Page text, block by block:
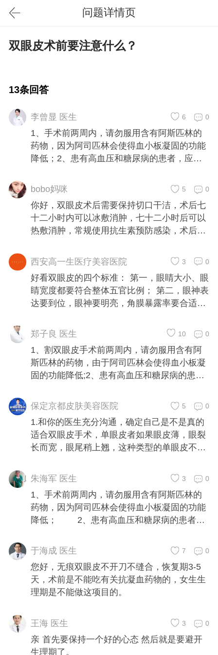
问题详情页
双眼皮术前要注意什么？
13条回答
李曾显 医生 0
6
1、手术前两周内，请勿服用含有阿斯匹林的
药物，因为阿司匹林会使得血小板凝固的功能
降低；2、患有高血压和糖尿病的患者，应该
确认手术方案；3、手术前确定身体健康，无
传染性疾病或其他身体炎症；4、术前不要化
妆；不要进食油腻的东西，睡前半小时不要喝
水；5、女性要避开月经期，怀孕期。
bobo妈咪 0
5
你好，双眼皮术后需要保持切口干洁，术后七
十二小时内可以冰敷消肿，七十二小时后可以
热敷消肿，常规使用抗生素预防感染，术后第
食上不要吃辛辣刺激海鲜类食物，切口七天拆
线。
西安高一生医疗美容医院 0
3
好看双眼皮的四个标准： 第一，眼睛大小、眼
睛宽度都要符合整体五官比例； 第二，眼神表
达要到位，眼神要明亮，角膜暴露率要合适；
翘程度要合适； 眼睛看起来显凶有以下几
个原因，是可以避免的： 1、睫毛过于外翻。
所以手术中要保证睫毛属于正常翘度，不能出
现外翻的情况； 2、角膜暴露过度。所以手术
中角膜暴露率要控制在95度-100°之间，不能
了。所以一定要让上下眼睑具有曲线美； 4、
内外眼角开的太大，失去了角度感。所以在开
眼角时一定要精细，大小要合适； 5、黑白眼
球比例失调，黑眼球在眼球比例中占的太少，
也会显得凶。一般要做到黑眼球至少占到60%
啥有些人做完双眼皮后疤痕明显？ 主要有以下
几个原因： 1、缝合不够精细； 2、去皮过
多，造成伤口张力过大； 3、切口上下皮肤组
织厚度对比过于明显，越靠近眼睑缘（睫毛
下对比过于明显，所以疤痕也会比较明显；
4、术后护理不得当，一定要及时清理和遵医
嘱； 5、术后感染导致； 6、疤痕增生严重，
当增生消退后，痕迹也会明显些； 7、术后有
以上几个问题，双眼皮的疤痕就基本看不出
术后第二天才会出现明显肿胀。一般在做完双
郑子良 医生 0
10
1、割双眼皮手术前两周内，请勿服用含有阿
斯匹林的药物，由于阿司匹林会使得血小板凝
固的功能降低;2、患有高血压和糖尿病的患
应诊大夫确认手术方案;3、割双眼皮手术前确
定身体健康，无传染性疾病或其他身体炎
症;4、术前不要化妆;5、女性要避开月经期。
保定京都皮肤美容医院 0
5
1.和你的医生充分沟通，确定自己是不是真的
适合双眼皮手术，单眼皮者如果眼皮薄，眼裂
长而宽，眼尾稍上翘，这种类型的单眼皮不建
皮手术，这种做了双眼皮会显得很凶。 2.如果
自己适合做双眼皮手术，还要和你的医生充分
沟通，制定适合自己的手术方案，不要匆忙手
术。 3.避开月经期，月经期前后三天不适合做
整形手术。 4.术前检查必不可少。 5.保持心情
朱海军 医生 0
3
1、手术前两周内，请勿服用含有阿斯匹林的
药物，因为阿司匹林会使得血小板凝固的功能
降低； 2、患有高血压和糖尿病的患者，
大夫确认手术方案； 3、手术前确定身体
健康，无传染性疾病或其他身体炎症；
4、术前不要化妆；不要进食油腻的东西，睡
前半小时不要喝水。 5、女性要避开月经
期，怀孕期。
于海成 医生 0
7
您好，无痕双眼皮不开刀不缝合，恢复期3-5
天，术前是不能吃有关抗凝血药物的，女生生
理期是不能做这项目的。
王海 医生 0
3
亲 首先要保持一个好的心态 然后就是要避开
生理期了。